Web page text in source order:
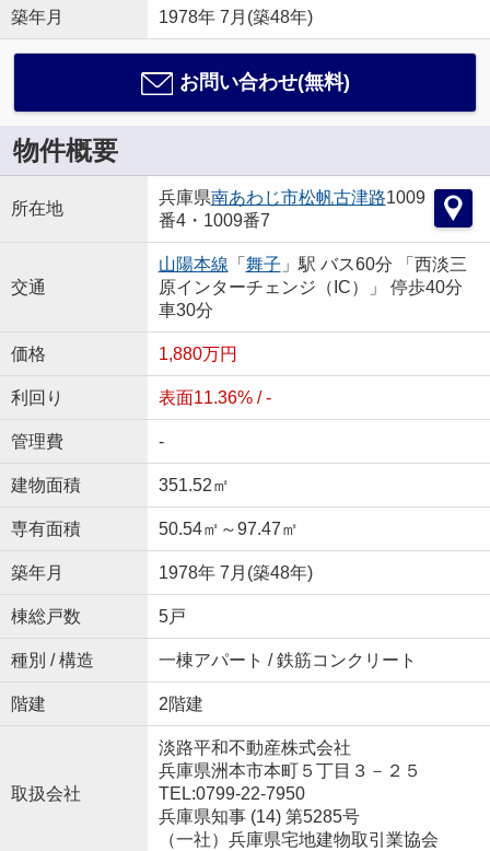
築年月 1978年 7月(築48年)
お問い合わせ(無料)
物件概要
所在地
兵庫県南あわじ市松帆古津路1009
番4・1009番7
交通
山陽本線 「 舞子 」駅 バス60分 「西淡三
原インターチェンジ（IC）」 停歩40分
車30分
価格 1,880万円
利回り 表面11.36% / -
管理費 -
建物面積 351.52㎡
専有面積 50.54㎡～97.47㎡
築年月 1978年 7月(築48年)
棟総戸数 5戸
種別 / 構造 一棟アパート / 鉄筋コンクリート
階建 2階建
取扱会社
淡路平和不動産株式会社
兵庫県洲本市本町５丁目３－２５
TEL:0799-22-7950
兵庫県知事 (14) 第5285号
（一社）兵庫県宅地建物取引業協会